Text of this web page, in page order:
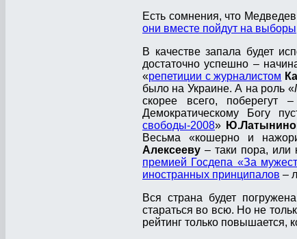
Есть сомнения, что
они вместе пойдут на выборы
В качестве запала будет
достаточно успешно –
«репетиции с журналистом
было на Украине. А на роль «
скорее всего,
Демократическому Богу
свободы-2008»
Весьма «кошерно и
Алексееву – таки пора, или
премией Госдепа «За
иностранных принципалов –
Вся страна будет
стараться во всю. Но не
рейтинг только повышается,